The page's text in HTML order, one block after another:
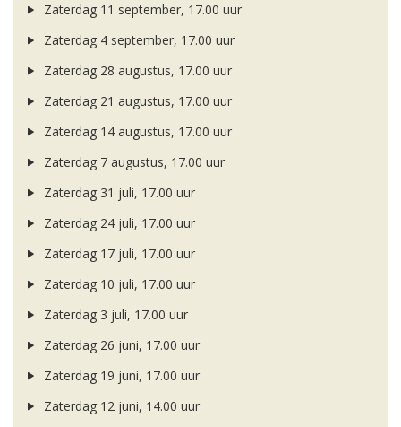
Zaterdag 11 september, 17.00 uur
Zaterdag 4 september, 17.00 uur
Zaterdag 28 augustus, 17.00 uur
Zaterdag 21 augustus, 17.00 uur
Zaterdag 14 augustus, 17.00 uur
Zaterdag 7 augustus, 17.00 uur
Zaterdag 31 juli, 17.00 uur
Zaterdag 24 juli, 17.00 uur
Zaterdag 17 juli, 17.00 uur
Zaterdag 10 juli, 17.00 uur
Zaterdag 3 juli, 17.00 uur
Zaterdag 26 juni, 17.00 uur
Zaterdag 19 juni, 17.00 uur
Zaterdag 12 juni, 14.00 uur